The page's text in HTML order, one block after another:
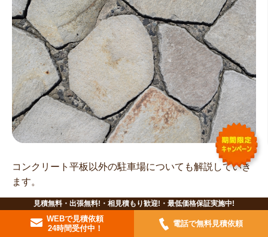
コンクリート平板以外の駐車場についても解説していき
ます。
コンクリート舗装
見積無料・出張無料!・相見積もり歓迎!・最低価格保証実施中!
WEBで見積依頼
24時間受付中！
電話で無料見積依頼